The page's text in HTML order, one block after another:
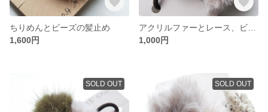
ちりめんとビーズの髪止め
1,600円
1,000円
SOLD OUT SOLD OUT